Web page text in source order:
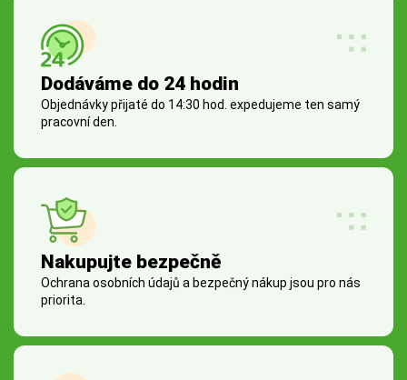
Dodáváme do 24 hodin
Objednávky přijaté do 14:30 hod. expedujeme ten samý
pracovní den.
Nakupujte bezpečně
Ochrana osobních údajů a bezpečný nákup jsou pro nás
priorita.